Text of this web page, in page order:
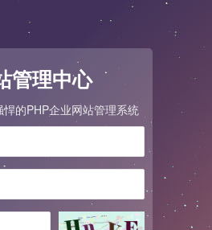
管理中心
的PHP企业网站管理系统